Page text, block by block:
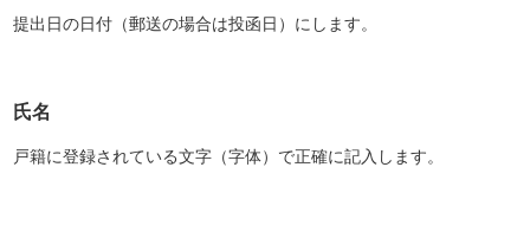
提出日の日付（郵送の場合は投函日）にします。
氏名
戸籍に登録されている文字（字体）で正確に記入します。